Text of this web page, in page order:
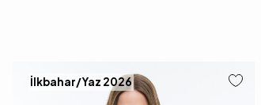
İlkbahar/Yaz 2026